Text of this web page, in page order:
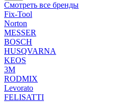
Смотреть все бренды
Fix-Tool
Norton
MESSER
BOSCH
HUSQVARNA
KEOS
3М
RODMIX
Levorato
FELISATTI